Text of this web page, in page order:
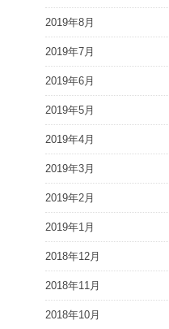
2019年8月
2019年7月
2019年6月
2019年5月
2019年4月
2019年3月
2019年2月
2019年1月
2018年12月
2018年11月
2018年10月